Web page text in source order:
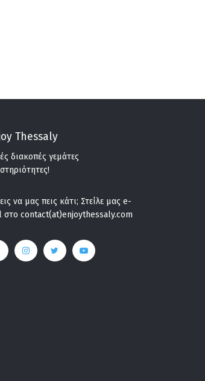
Thessaly
διακοπές γεμάτες
να μας πεις κάτι; Στείλε μας e-
στο contact(at)enjoythessaly.com